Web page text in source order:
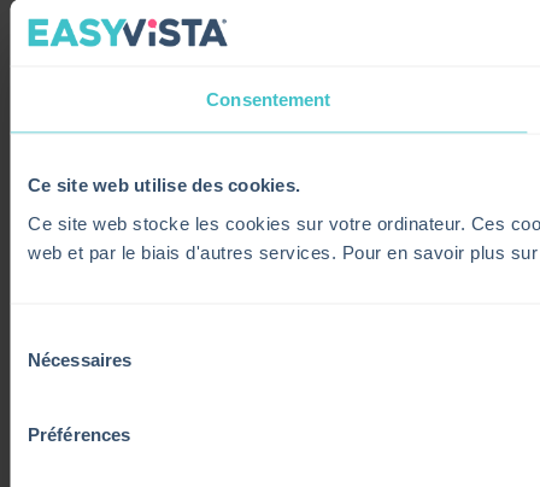
Consentement
Ce site web utilise des cookies.
Ce site web stocke les cookies sur votre ordinateur. Ces
web et par le biais d'autres services. Pour en savoir plus
Nécessaires
Préférences